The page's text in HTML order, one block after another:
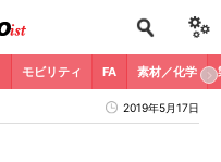
モビリティ FA 素材／化学
2019年5月17日